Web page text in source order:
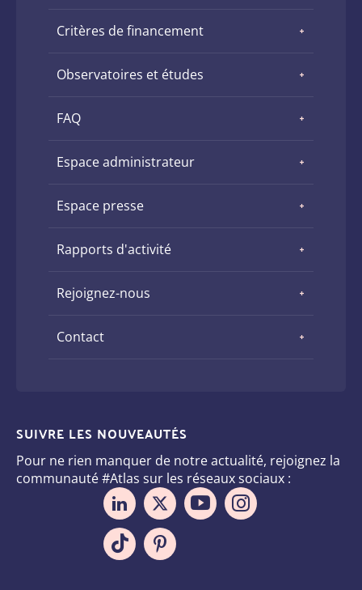
Critères de financement
Observatoires et études
FAQ
Espace administrateur
Espace presse
Rapports d'activité
Rejoignez-nous
Contact
SUIVRE LES NOUVEAUTÉS
Pour ne rien manquer de notre actualité, rejoignez la
communauté #Atlas sur les réseaux sociaux :